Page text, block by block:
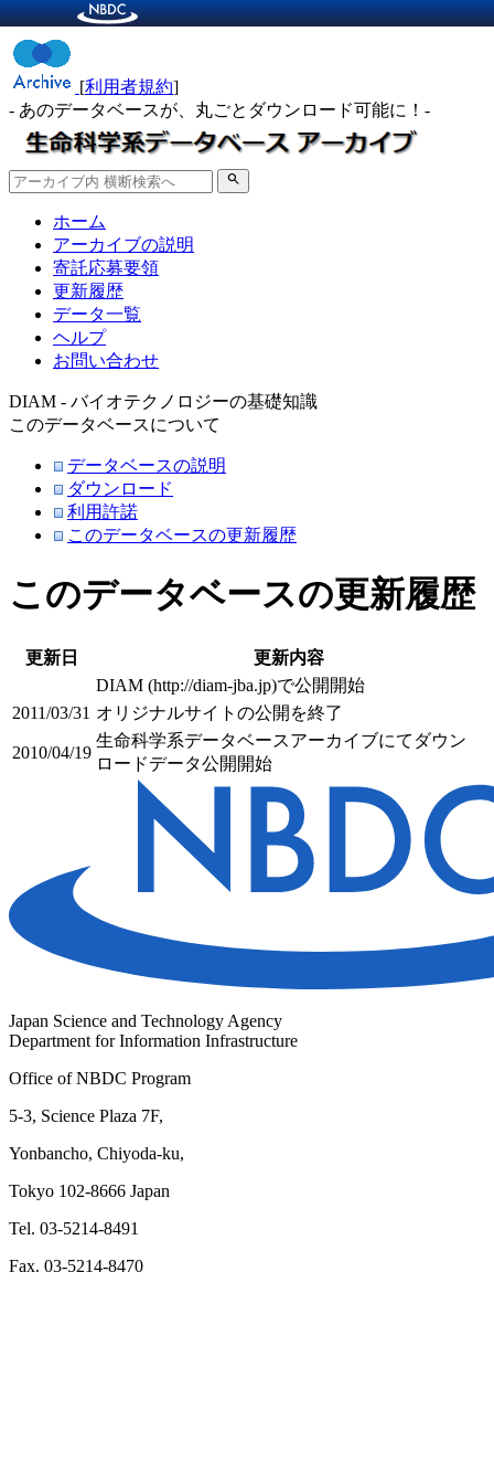
[利用者規約]
- あのデータベースが、丸ごとダウンロード可能に！-
search
ホーム
アーカイブの説明
寄託応募要領
更新履歴
データ一覧
ヘルプ
お問い合わせ
DIAM - バイオテクノロジーの基礎知識
このデータベースについて
データベースの説明
ダウンロード
利用許諾
このデータベースの更新履歴
このデータベースの更新履歴
更新日
更新内容
DIAM (http://diam-jba.jp)で公開開始
2011/03/31 オリジナルサイトの公開を終了
2010/04/19
生命科学系データベースアーカイブにてダウン
ロードデータ公開開始
Japan Science and Technology Agency
Department for Information Infrastructure
Office of NBDC Program
5-3, Science Plaza 7F,
Yonbancho, Chiyoda-ku,
Tokyo 102-8666 Japan
Tel. 03-5214-8491
Fax. 03-5214-8470